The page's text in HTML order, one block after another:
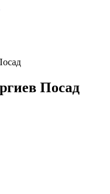
Посад